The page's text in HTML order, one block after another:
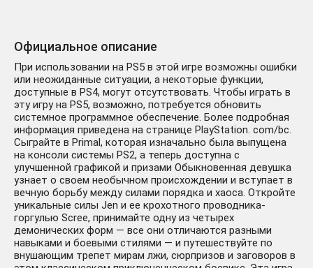
Официальное описание
При использовании на PS5 в этой игре возможны ошибки
или неожиданные ситуации, а некоторые функции,
доступные в PS4, могут отсутствовать. Чтобы играть в
эту игру на PS5, возможно, потребуется обновить
системное программное обеспечение. Более подробная
информация приведена на странице PlayStation. com/bc.
Сыграйте в Primal, которая изначально была выпущена
на консоли системы PS2, а теперь доступна с
улучшенной графикой и призами Обыкновенная девушка
узнает о своем необычном происхождении и вступает в
вечную борьбу между силами порядка и хаоса. Откройте
уникальные силы Jen и ее крохотного проводника-
горгулью Scree, принимайте одну из четырех
демонических форм — все они отличаются разными
навыками и боевыми стилями — и путешествуйте по
внушающим трепет мирам лжи, сюрпризов и заговоров в